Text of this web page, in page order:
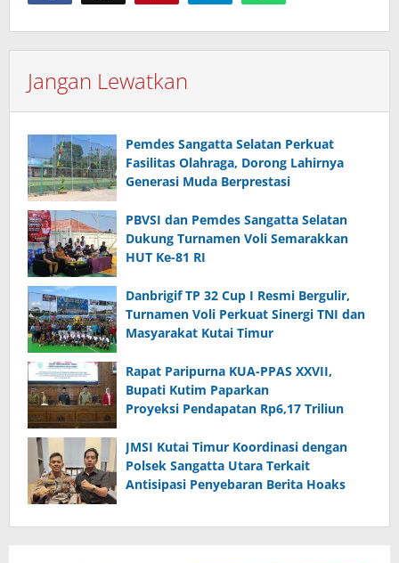
Jangan Lewatkan
Pemdes Sangatta Selatan Perkuat
Fasilitas Olahraga, Dorong Lahirnya
Generasi Muda Berprestasi
PBVSI dan Pemdes Sangatta Selatan
Dukung Turnamen Voli Semarakkan
HUT Ke-81 RI
Danbrigif TP 32 Cup I Resmi Bergulir,
Turnamen Voli Perkuat Sinergi TNI dan
Masyarakat Kutai Timur
Rapat Paripurna KUA-PPAS XXVII,
Bupati Kutim Paparkan
Proyeksi Pendapatan Rp6,17 Triliun
JMSI Kutai Timur Koordinasi dengan
Polsek Sangatta Utara Terkait
Antisipasi Penyebaran Berita Hoaks